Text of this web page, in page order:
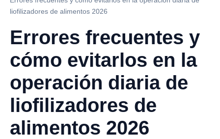
liofilizadores de alimentos 2026
Errores frecuentes y
cómo evitarlos en la
operación diaria de
liofilizadores de
alimentos 2026